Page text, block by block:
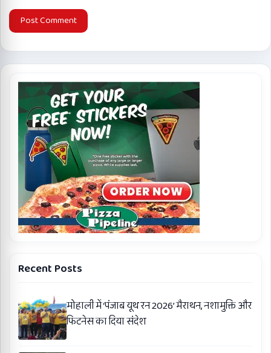
Recent Posts
मोहाली में ‘पंजाब यूथ रन 2026’ मैराथन, नशामुक्ति और
फिटनेस का दिया संदेश